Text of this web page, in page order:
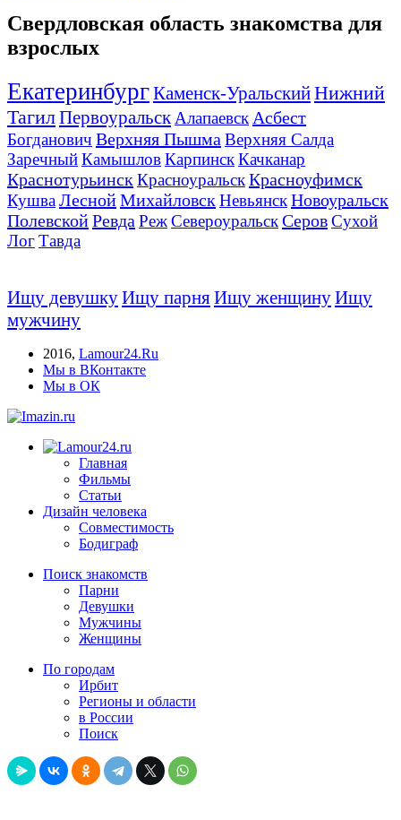
Свердловская область знакомства для
взрослых
ЕкатеринбургКаменск-УральскийНижний
ТагилПервоуральск Алапаевск Асбест
Богданович Верхняя Пышма Верхняя Салда
ЗаречныйКамышловКарпинскКачканар
КраснотурьинскКрасноуральскКрасноуфимск
КушваЛеснойМихайловскНевьянскНовоуральск
ПолевскойРевда РежСевероуральскСеровСухой
ЛогТавда
Ищу девушкуИщу парняИщу женщинуИщу
мужчину
2016, Lamour24.Ru
Мы в ВКонтакте
Мы в ОК
Главная
Фильмы
Статьи
Дизайн человека
Совместимость
Бодиграф
Поиск знакомств
Парни
Девушки
Мужчины
Женщины
По городам
Ирбит
Регионы и области
в России
Поиск